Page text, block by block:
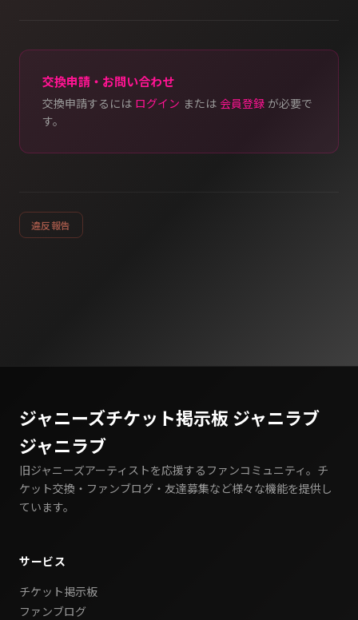
交換申請・お問い合わせ
交換申請するには ログイン または 会員登録 が必要で
す。
違反報告
ジャニーズチケット掲示板 ジャニラブ
ジャニラブ
旧ジャニーズアーティストを応援するファンコミュニティ。チ
ケット交換・ファンブログ・友達募集など様々な機能を提供し
ています。
サービス
チケット掲示板
ファンブログ